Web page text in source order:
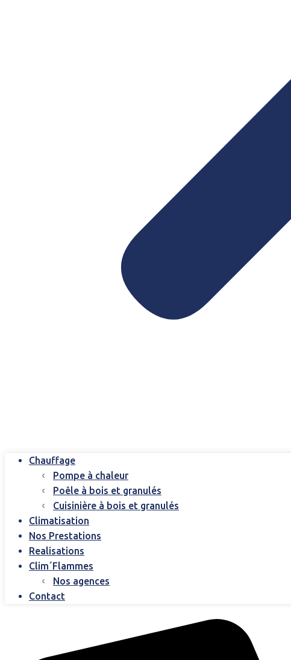
Chauffage
Pompe à chaleur
Poêle à bois et granulés
Cuisinière à bois et granulés
Climatisation
Nos Prestations
Realisations
Clim´Flammes
Nos agences
Contact